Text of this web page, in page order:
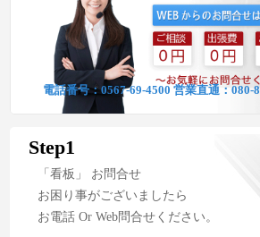
電話番号：0567-69-4500 営業直通：080-
Step1
「看板」 お問合せ
お困り事がございましたら
お電話 Or Web問合せください。